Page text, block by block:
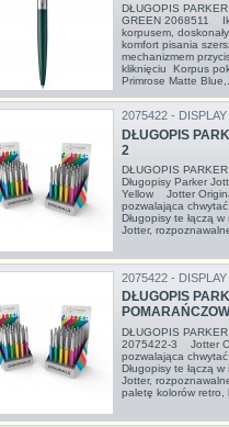
DŁUGOPIS
GREEN 2068511
korpusem,
komfort pisania
mechanizmem
kliknięciu Korpus
Primrose Matte
2075422 - DISPLAY
DŁUGOPIS
2
DŁUGOPIS
Długopisy Parker
Yellow Jotter
pozwalająca
Długopisy te łączą
Jotter,
2075422 - DISPLAY
DŁUGOPIS
DŁUGOPIS
2075422-3 Jotter
pozwalająca
Długopisy te łączą
Jotter,
paletę kolorów retro,